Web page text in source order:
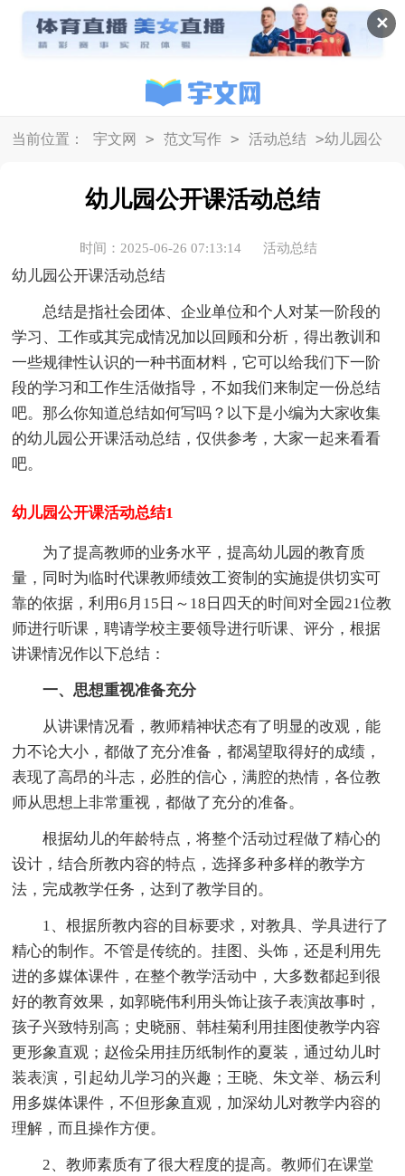
✕
当前位置： 宇文网 > 范文写作 > 活动总结 >幼儿园公
开课活动总结
幼儿园公开课活动总结
时间：2025-06-26 07:13:14 活动总结
幼儿园公开课活动总结
总结是指社会团体、企业单位和个人对某一阶段的
学习、工作或其完成情况加以回顾和分析，得出教训和
一些规律性认识的一种书面材料，它可以给我们下一阶
段的学习和工作生活做指导，不如我们来制定一份总结
吧。那么你知道总结如何写吗？以下是小编为大家收集
的幼儿园公开课活动总结，仅供参考，大家一起来看看
吧。
幼儿园公开课活动总结1
为了提高教师的业务水平，提高幼儿园的教育质
量，同时为临时代课教师绩效工资制的实施提供切实可
靠的依据，利用6月15日～18日四天的时间对全园21位教
师进行听课，聘请学校主要领导进行听课、评分，根据
讲课情况作以下总结：
一、思想重视准备充分
从讲课情况看，教师精神状态有了明显的改观，能
力不论大小，都做了充分准备，都渴望取得好的成绩，
表现了高昂的斗志，必胜的信心，满腔的热情，各位教
师从思想上非常重视，都做了充分的准备。
根据幼儿的年龄特点，将整个活动过程做了精心的
设计，结合所教内容的特点，选择多种多样的教学方
法，完成教学任务，达到了教学目的。
1、根据所教内容的目标要求，对教具、学具进行了
精心的制作。不管是传统的。挂图、头饰，还是利用先
进的多媒体课件，在整个教学活动中，大多数都起到很
好的教育效果，如郭晓伟利用头饰让孩子表演故事时，
孩子兴致特别高；史晓丽、韩桂菊利用挂图使教学内容
更形象直观；赵俭朵用挂历纸制作的夏装，通过幼儿时
装表演，引起幼儿学习的兴趣；王晓、朱文举、杨云利
用多媒体课件，不但形象直观，加深幼儿对教学内容的
理解，而且操作方便。
2、教师素质有了很大程度的提高。教师们在课堂